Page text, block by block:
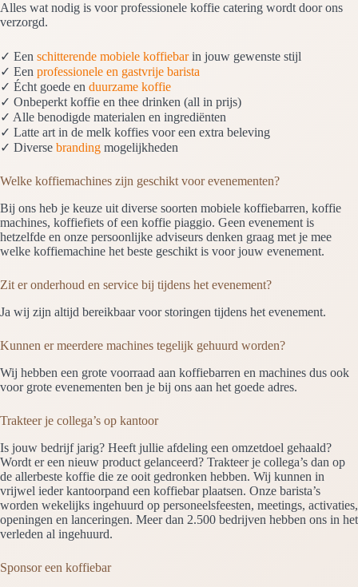
Alles wat nodig is voor professionele koffie catering wordt door ons
verzorgd.
✓ Een schitterende mobiele koffiebarin jouw gewenste stijl
✓ Een professionele en gastvrije barista
✓ Écht goede en duurzame koffie
✓ Onbeperkt koffie en thee drinken (all in prijs)
✓ Alle benodigde materialen en ingrediënten
✓ Latte art in de melk koffies voor een extra beleving
✓ Diverse branding mogelijkheden
Welke koffiemachines zijn geschikt voor evenementen?
Bij ons heb je keuze uit diverse soorten mobiele koffiebarren, koffie
machines, koffiefiets of een koffie piaggio. Geen evenement is
hetzelfde en onze persoonlijke adviseurs denken graag met je mee
welke koffiemachine het beste geschikt is voor jouw evenement.
Zit er onderhoud en service bij tijdens het evenement?
Ja wij zijn altijd bereikbaar voor storingen tijdens het evenement.
Kunnen er meerdere machines tegelijk gehuurd worden?
Wij hebben een grote voorraad aan koffiebarren en machines dus ook
voor grote evenementen ben je bij ons aan het goede adres.
Trakteer je collega’s op kantoor
Is jouw bedrijf jarig? Heeft jullie afdeling een omzetdoel gehaald?
Wordt er een nieuw product gelanceerd? Trakteer je collega’s dan op
de allerbeste koffie die ze ooit gedronken hebben. Wij kunnen in
vrijwel ieder kantoorpand een koffiebar plaatsen. Onze barista’s
worden wekelijks ingehuurd op personeelsfeesten, meetings, activaties,
openingen en lanceringen. Meer dan 2.500 bedrijven hebben ons in het
verleden al ingehuurd.
Sponsor een koffiebar